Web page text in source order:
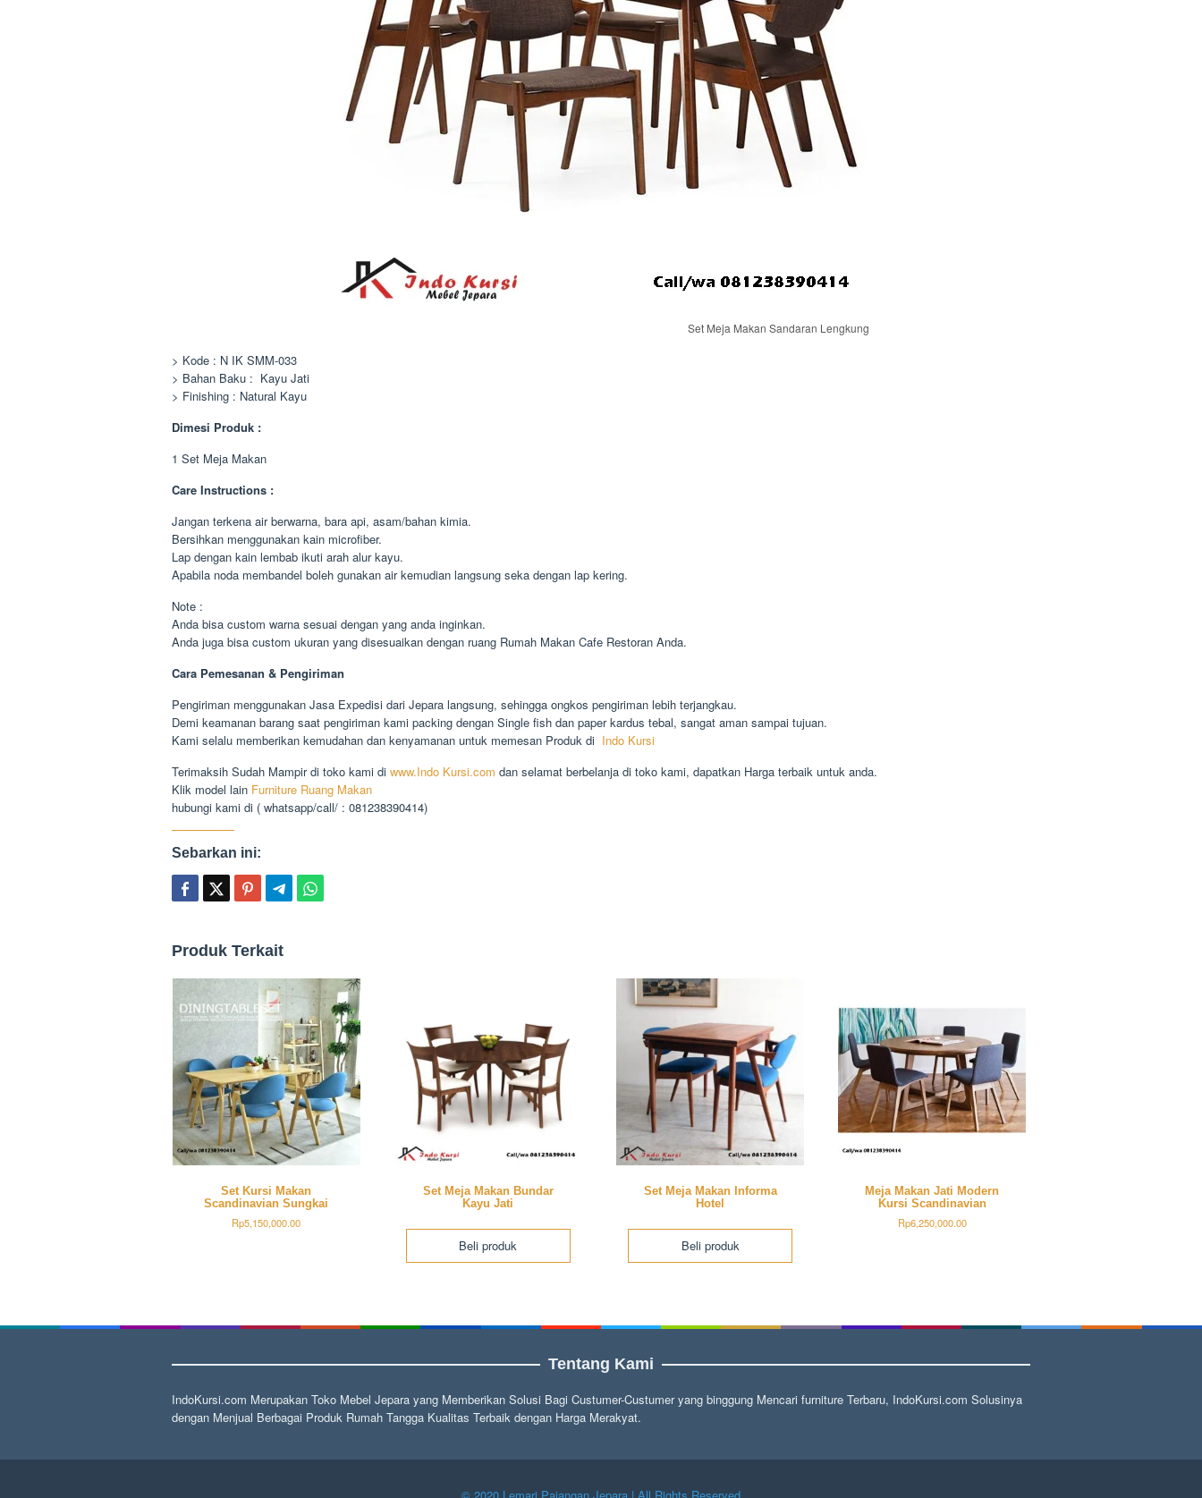
Set Meja Makan Sandaran Lengkung
> Kode : N IK SMM-033
> Bahan Baku : Kayu Jati
> Finishing : Natural Kayu
Dimesi Produk :
1 Set Meja Makan
Care Instructions :
Jangan terkena air berwarna, bara api, asam/bahan kimia.
Bersihkan menggunakan kain microfiber.
Lap dengan kain lembab ikuti arah alur kayu.
Apabila noda membandel boleh gunakan air kemudian langsung seka dengan lap kering.
Note :
Anda bisa custom warna sesuai dengan yang anda inginkan.
Anda juga bisa custom ukuran yang disesuaikan dengan ruang Rumah Makan Cafe Restoran Anda.
Cara Pemesanan & Pengiriman
Pengiriman menggunakan Jasa Expedisi dari Jepara langsung, sehingga ongkos pengiriman lebih terjangkau.
Demi keamanan barang saat pengiriman kami packing dengan Single fish dan paper kardus tebal, sangat aman sampai tujuan.
Kami selalu memberikan kemudahan dan kenyamanan untuk memesan Produk di Indo Kursi
Terimaksih Sudah Mampir di toko kami di www.Indo Kursi.com dan selamat berbelanja di toko kami, dapatkan Harga terbaik untuk anda.
Klik model lain Furniture Ruang Makan
hubungi kami di ( whatsapp/call/ : 081238390414)
Sebarkan ini:
Produk Terkait
Set Kursi Makan
Scandinavian Sungkai
Rp5,150,000.00
Set Meja Makan Bundar
Kayu Jati
Beli produk
Set Meja Makan Informa
Hotel
Beli produk
Meja Makan Jati Modern
Kursi Scandinavian
Rp6,250,000.00
Tentang Kami
IndoKursi.com Merupakan Toko Mebel Jepara yang Memberikan Solusi Bagi Custumer-Custumer yang binggung Mencari furniture Terbaru, IndoKursi.com Solusinya
dengan Menjual Berbagai Produk Rumah Tangga Kualitas Terbaik dengan Harga Merakyat.